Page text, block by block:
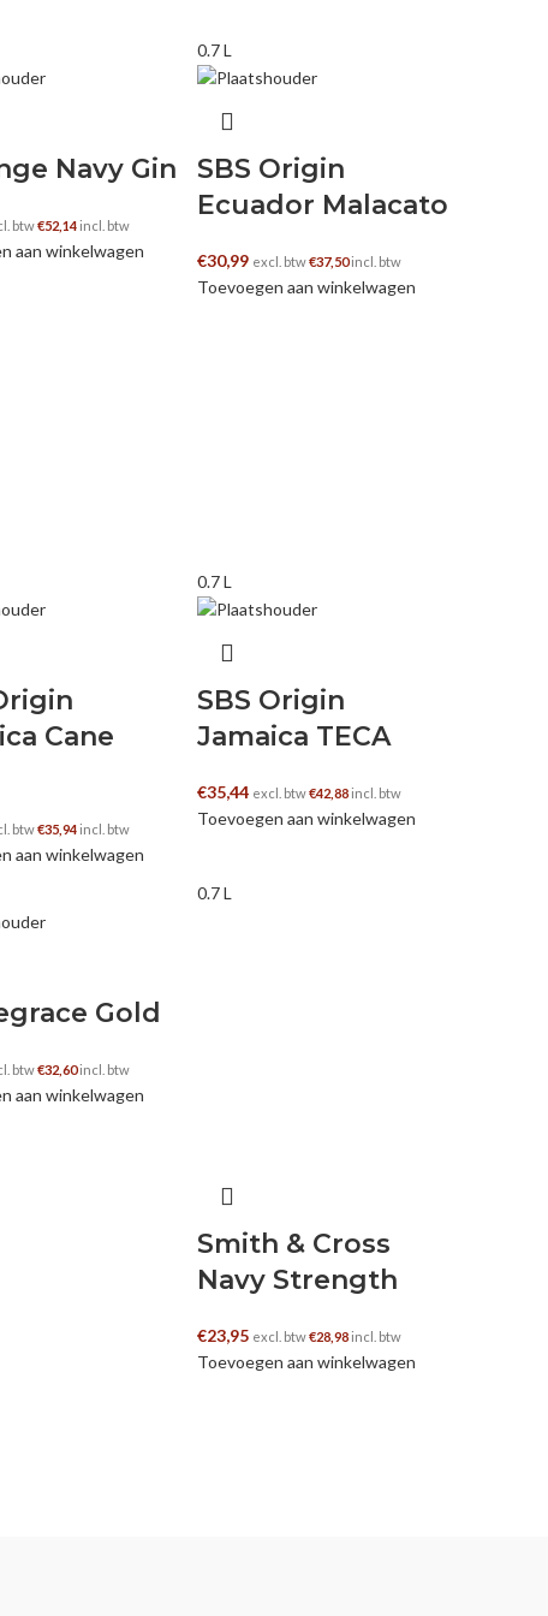
Navy Gin
btw€52,14 incl. btw
aan winkelwagen
0.7 L
SBS Origin
Ecuador Malacato
€30,99 excl. btw€37,50incl. btw
Toevoegen aan winkelwagen
Cane
btw€35,94 incl. btw
aan winkelwagen
0.7 L
SBS Origin
Jamaica TECA
€35,44 excl. btw€42,88 incl. btw
Toevoegen aan winkelwagen
Gold
btw€32,60incl. btw
aan winkelwagen
0.7 L
Smith & Cross
Navy Strength
€23,95 excl. btw€28,98 incl. btw
Toevoegen aan winkelwagen